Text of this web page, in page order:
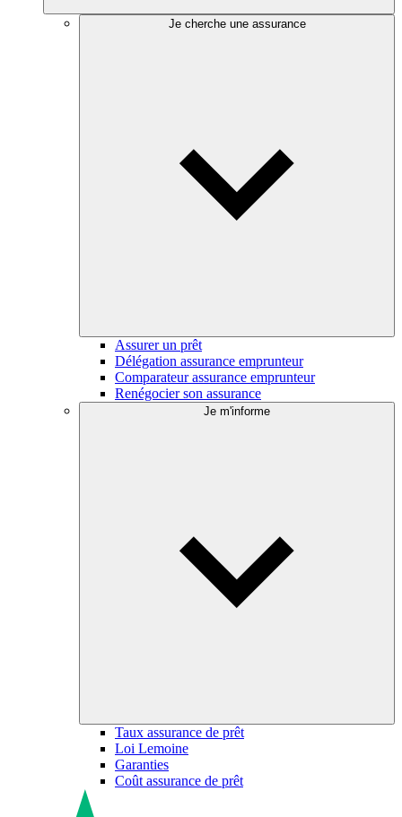
Je cherche une assurance
Assurer un prêt
Délégation assurance emprunteur
Comparateur assurance emprunteur
Renégocier son assurance
Je m'informe
Taux assurance de prêt
Loi Lemoine
Garanties
Coût assurance de prêt